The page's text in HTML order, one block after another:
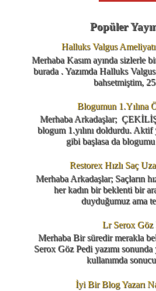
Popüler
Halluks Valgus
Merhaba Kasım ayında sizlerle
burada . Yazımda Halluks
bahsetmiştim,
Blogumun 1.Yılına
Merhaba Arkadaşlar;
blogum 1.yılını doldurdu. Aktif
gibi başlasa da blogumu
Restorex Hızlı Saç
Merhaba Arkadaşlar; Saçların
her kadın bir beklenti bir
duyduğumuz ama
Lr Serox Göz
Merhaba Bir süredir merakla
Serox Göz Pedi yazımı
kullanımda
İyi Bir Blog Yazarı